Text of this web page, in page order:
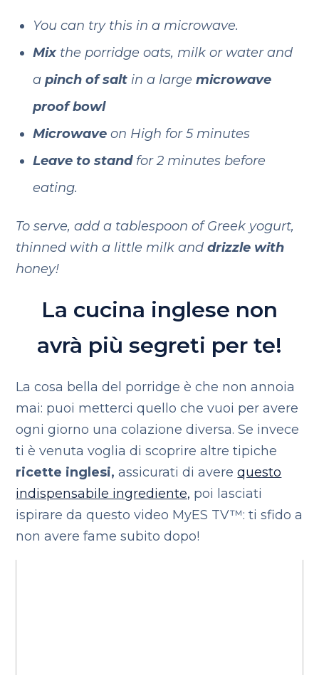
You can try this in a microwave.
Mixthe porridge oats, milk or water and
a pinch of saltin a large microwave
proof bowl
Microwaveon High for 5 minutes
Leave to standfor 2 minutes before
eating.
To serve, add a tablespoon of Greek yogurt,
thinned with a little milk anddrizzle with
honey!
La cucina inglese non
avrà più segreti per te!
La cosa bella del porridge è che non annoia
mai: puoi metterci quello che vuoi per avere
ogni giorno una colazione diversa. Se invece
ti è venuta voglia di scoprire altre tipiche
ricette inglesi, assicurati di averequesto
indispensabile ingrediente, poi lasciati
ispirare da questo video MyES TV™: ti sfido a
non avere fame subito dopo!